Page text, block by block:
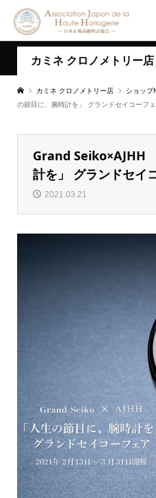
カミネ クロノメトリー店
カミネ クロノメトリー店 ショップ
の節目に、腕時計を」 グランドセイコーフ
Grand Seiko×AJHH
計を」 グランドセイ
2021.03.21